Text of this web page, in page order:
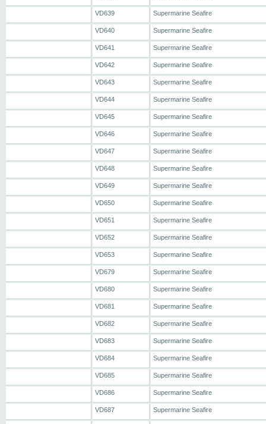
VD639 Supermarine Seafire
VD640 Supermarine Seafire
VD641 Supermarine Seafire
VD642 Supermarine Seafire
VD643 Supermarine Seafire
VD644 Supermarine Seafire
VD645 Supermarine Seafire
VD646 Supermarine Seafire
VD647 Supermarine Seafire
VD648 Supermarine Seafire
VD649 Supermarine Seafire
VD650 Supermarine Seafire
VD651 Supermarine Seafire
VD652 Supermarine Seafire
VD653 Supermarine Seafire
VD679 Supermarine Seafire
VD680 Supermarine Seafire
VD681 Supermarine Seafire
VD682 Supermarine Seafire
VD683 Supermarine Seafire
VD684 Supermarine Seafire
VD685 Supermarine Seafire
VD686 Supermarine Seafire
VD687 Supermarine Seafire